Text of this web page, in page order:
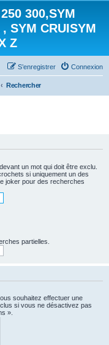
300,SYM
SYM CRUISYM
Z
Connexion
S’enregistrer
Rechercher
devant un mot qui doit être exclu.
si uniquement un des
joker pour des recherches
partielles.
souhaitez effectuer une
si vous ne désactivez pas
».